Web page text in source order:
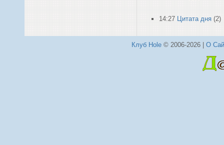
14:27 Цитата дня (2)
Клуб Hole© 2006-2026 | О